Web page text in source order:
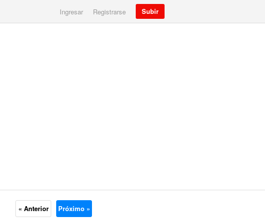
Ingresar Registrarse Subir
« Anterior Próximo »